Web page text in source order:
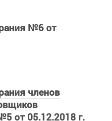
№6 от
членов
от 05.12.2018 г.